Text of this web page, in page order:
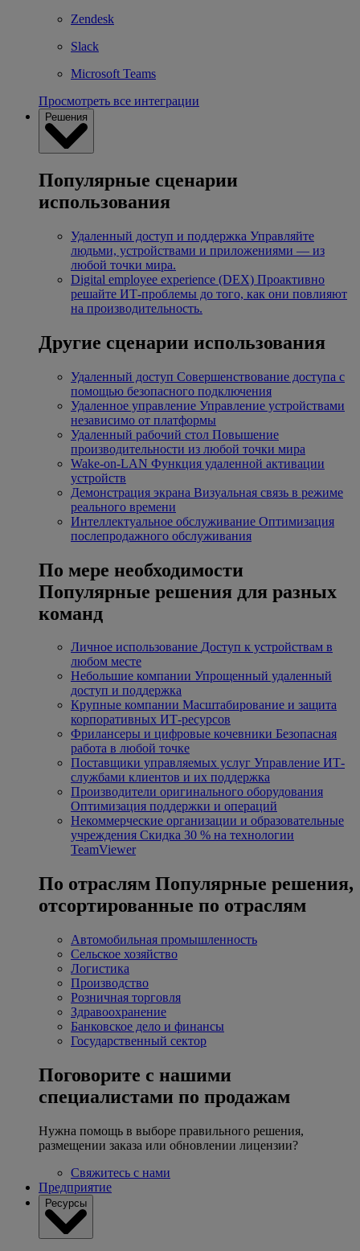
Zendesk
Slack
Microsoft Teams
Просмотреть все интеграции
Решения
Популярные сценарии
использования
Удаленный доступ и поддержка Управляйте
людьми, устройствами и приложениями — из
любой точки мира.
Digital employee experience (DEX) Проактивно
решайте ИТ-проблемы до того, как они повлияют
на производительность.
Другие сценарии использования
Удаленный доступ Совершенствование доступа с
помощью безопасного подключения
Удаленное управление Управление устройствами
независимо от платформы
Удаленный рабочий стол Повышение
производительности из любой точки мира
Wake-on-LAN Функция удаленной активации
устройств
Демонстрация экрана Визуальная связь в режиме
реального времени
Интеллектуальное обслуживание Оптимизация
послепродажного обслуживания
По мере необходимости
Популярные решения для разных
команд
Личное использование Доступ к устройствам в
любом месте
Небольшие компании Упрощенный удаленный
доступ и поддержка
Крупные компании Масштабирование и защита
корпоративных ИТ-ресурсов
Фрилансеры и цифровые кочевники Безопасная
работа в любой точке
Поставщики управляемых услуг Управление ИТ-
службами клиентов и их поддержка
Производители оригинального оборудования
Оптимизация поддержки и операций
Некоммерческие организации и образовательные
учреждения Скидка 30 % на технологии
TeamViewer
По отраслям Популярные решения,
отсортированные по отраслям
Автомобильная промышленность
Сельское хозяйство
Логистика
Производство
Розничная торговля
Здравоохранение
Банковское дело и финансы
Государственный сектор
Поговорите с нашими
специалистами по продажам
Нужна помощь в выборе правильного решения,
размещении заказа или обновлении лицензии?
Свяжитесь с нами
Предприятие
Ресурсы